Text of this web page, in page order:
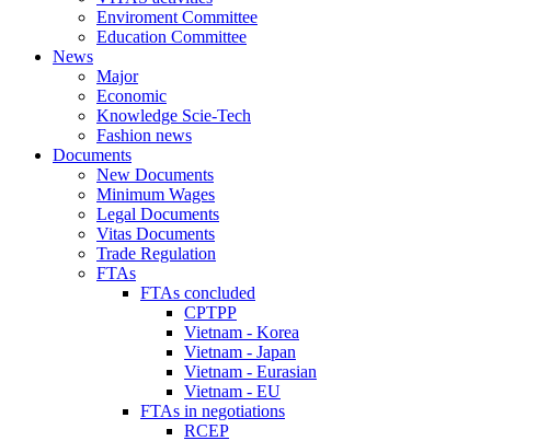
Enviroment Committee
Education Committee
News
Major
Economic
Knowledge Scie-Tech
Fashion news
Documents
New Documents
Minimum Wages
Legal Documents
Vitas Documents
Trade Regulation
FTAs
FTAs concluded
CPTPP
Vietnam - Korea
Vietnam - Japan
Vietnam - Eurasian
Vietnam - EU
FTAs in negotiations
RCEP